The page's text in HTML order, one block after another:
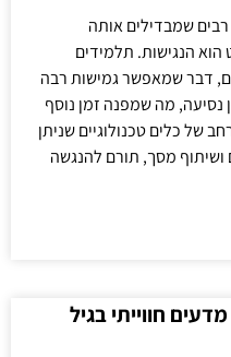
שמבדילים אותה
הוא הנגישות. תלמידים
דבר שמאפשר גמישות רבה
מה שמפנה זמן נוסף
של כלים טכנולוגיים שניתן
ושיתוף מסך, תורם להנגשה
חווייתי בגיל